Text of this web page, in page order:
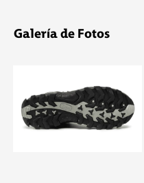
Galería de Fotos